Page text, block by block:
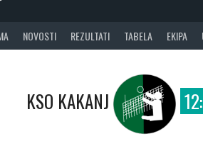
NOVOSTI REZULTATI TABELA EKIPA
KSO KAKANJ